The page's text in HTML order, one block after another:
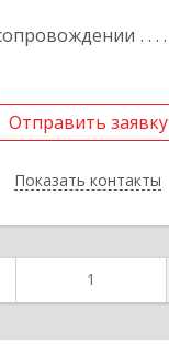
Отправить заявку
Показать контакты
Отправить заявку
Назад
1